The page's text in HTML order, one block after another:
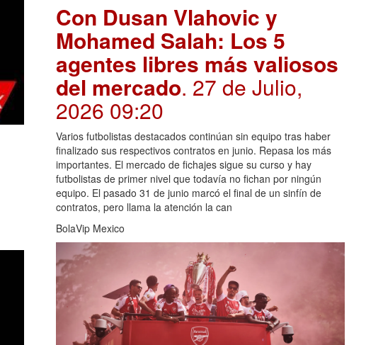
Con Dusan Vlahovic y
Mohamed Salah: Los 5
agentes libres más valiosos
del mercado. 27 de Julio,
2026 09:20
Varios futbolistas destacados continúan sin equipo tras haber
finalizado sus respectivos contratos en junio. Repasa los más
importantes. El mercado de fichajes sigue su curso y hay
futbolistas de primer nivel que todavía no fichan por ningún
equipo. El pasado 31 de junio marcó el final de un sinfín de
contratos, pero llama la atención la can
BolaVip Mexico